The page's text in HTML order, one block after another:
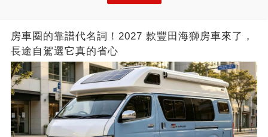
房車圈的靠譜代名詞！2027 款豐田海獅房車來了，
長途自駕選它真的省心